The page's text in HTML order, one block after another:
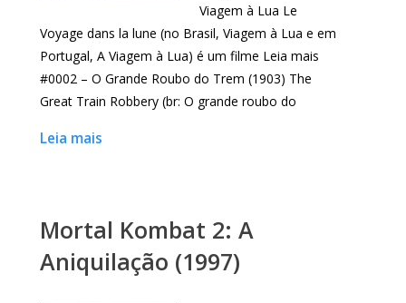
Viagem à Lua Le
Voyage dans la lune (no Brasil, Viagem à Lua e em
Portugal, A Viagem à Lua) é um filme Leia mais
#0002 – O Grande Roubo do Trem (1903) The
Great Train Robbery (br: O grande roubo do
Leia mais
Mortal Kombat 2: A
Aniquilação (1997)